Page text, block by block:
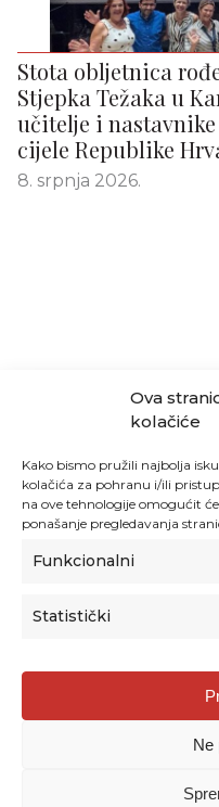
Ova
kolačiće
Kako bismo pružili najbolja
kolačića za pohranu i/ili
na ove tehnologije omogućit
ponašanje pregledavanja
Funkcionalni
Statistički
Ne
Stota obljetnica
Stjepka Težaka u
učitelje i
cijele Republike
8. srpnja 2026.
Agencija za odgoj i
Donje Svetice 38, 10000
1778129
Prenošenje sadržaja